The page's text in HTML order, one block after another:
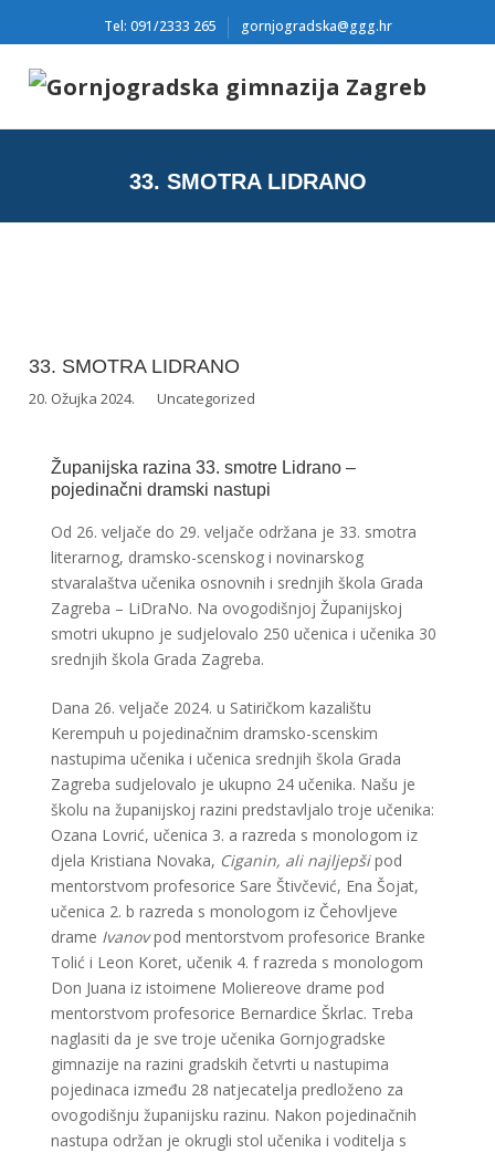
Tel: 091/2333 265 gornjogradska@ggg.hr
33. SMOTRA LIDRANO
33. SMOTRA LIDRANO
20. Ožujka 2024. Uncategorized
Županijska razina 33. smotre Lidrano –
pojedinačni dramski nastupi
Od 26. veljače do 29. veljače održana je 33. smotra
literarnog, dramsko-scenskog i novinarskog
stvaralaštva učenika osnovnih i srednjih škola Grada
Zagreba – LiDraNo. Na ovogodišnjoj Županijskoj
smotri ukupno je sudjelovalo 250 učenica i učenika 30
srednjih škola Grada Zagreba.
Dana 26. veljače 2024. u Satiričkom kazalištu
Kerempuh u pojedinačnim dramsko-scenskim
nastupima učenika i učenica srednjih škola Grada
Zagreba sudjelovalo je ukupno 24 učenika. Našu je
školu na županijskoj razini predstavljalo troje učenika:
Ozana Lovrić, učenica 3. a razreda s monologom iz
djela Kristiana Novaka, Ciganin, ali najljepšipod
mentorstvom profesorice Sare Štivčević, Ena Šojat,
učenica 2. b razreda s monologom iz Čehovljeve
drame Ivanovpod mentorstvom profesorice Branke
Tolić i Leon Koret, učenik 4. f razreda s monologom
Don Juana iz istoimene Moliereove drame pod
mentorstvom profesorice Bernardice Škrlac. Treba
naglasiti da je sve troje učenika Gornjogradske
gimnazije na razini gradskih četvrti u nastupima
pojedinaca između 28 natjecatelja predloženo za
ovogodišnju županijsku razinu. Nakon pojedinačnih
nastupa održan je okrugli stol učenika i voditelja s